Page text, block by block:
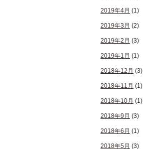
2019年4月 (1)
2019年3月 (2)
2019年2月 (3)
2019年1月 (1)
2018年12月 (3)
2018年11月 (1)
2018年10月 (1)
2018年9月 (3)
2018年6月 (1)
2018年5月 (3)